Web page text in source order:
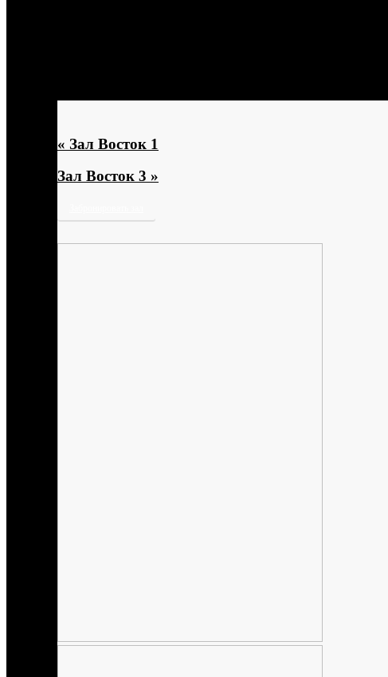
« Зал Восток 1
Зал Восток 3 »